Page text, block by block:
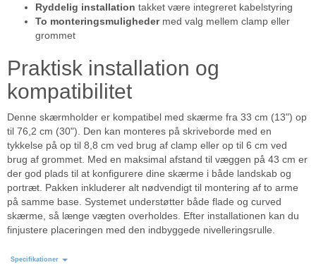
Ryddelig installation takket være integreret kabelstyring
To monteringsmulighedermed valg mellem clamp eller
grommet
Praktisk installation og
kompatibilitet
Denne skærmholder er kompatibel med skærme fra 33 cm (13") op
til 76,2 cm (30"). Den kan monteres på skriveborde med en
tykkelse på op til 8,8 cm ved brug af clamp eller op til 6 cm ved
brug af grommet. Med en maksimal afstand til væggen på 43 cm er
der god plads til at konfigurere dine skærme i både landskab og
portræt. Pakken inkluderer alt nødvendigt til montering af to arme
på samme base. Systemet understøtter både flade og curved
skærme, så længe vægten overholdes. Efter installationen kan du
finjustere placeringen med den indbyggede nivelleringsrulle.
Specifikationer